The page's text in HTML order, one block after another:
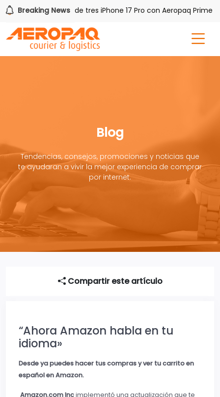
Breaking News
Gana uno de tres iPhone 17 Pro con Aeropaq Prime
Blog
Tendencias, consejos, promociones y noticias que
te ayudaran a vivir la mejor experiencia de comprar
por internet.
Compartir este artículo
“Ahora Amazon habla en tu
idioma»
Desde ya puedes hacer tus compras y ver tu carrito en
español en Amazon.
Amazon.com Incimplementó una actualización que te